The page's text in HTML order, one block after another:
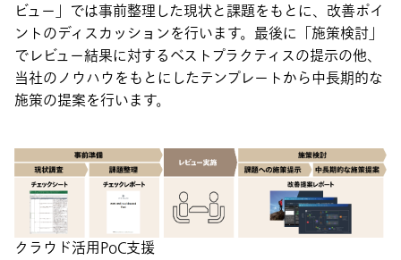
ビュー」では事前整理した現状と課題をもとに、改善ポイ
ントのディスカッションを行います。最後に「施策検討」
でレビュー結果に対するベストプラクティスの提示の他、
当社のノウハウをもとにしたテンプレートから中長期的な
施策の提案を行います。
クラウド活用PoC支援